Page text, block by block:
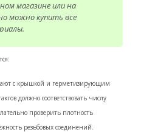
магазине или на
можно купить все
с крышкой и герметизирующим
должно соответствовать числу
проверить плотность
резьбовых соединений.